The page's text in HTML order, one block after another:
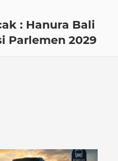
: Hanura Bali
Parlemen 2029